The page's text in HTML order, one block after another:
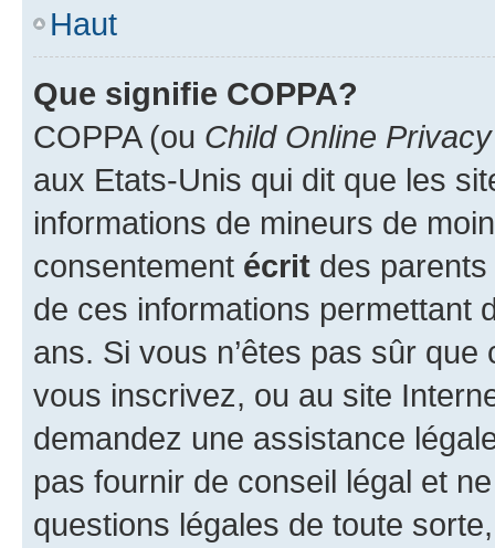
Haut
Que signifie COPPA?
COPPA (ou Child Online
aux Etats-Unis qui dit que les
informations de mineurs de
consentement écrit des parents
de ces informations permettant
ans. Si vous n’êtes pas sûr
vous inscrivez, ou au site
demandez une assistance
pas fournir de conseil légal et
questions légales de toute